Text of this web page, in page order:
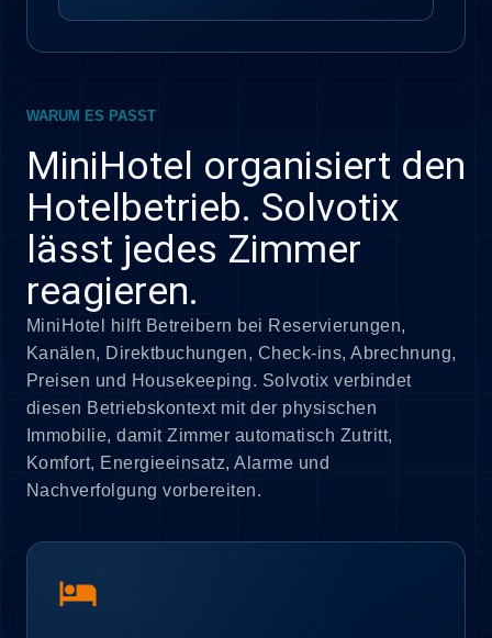
WARUM ES PASST
MiniHotel organisiert den
Hotelbetrieb. Solvotix
lässt jedes Zimmer
reagieren.
MiniHotel hilft Betreibern bei Reservierungen,
Kanälen, Direktbuchungen, Check-ins, Abrechnung,
Preisen und Housekeeping. Solvotix verbindet
diesen Betriebskontext mit der physischen
Immobilie, damit Zimmer automatisch Zutritt,
Komfort, Energieeinsatz, Alarme und
Nachverfolgung vorbereiten.
hotel